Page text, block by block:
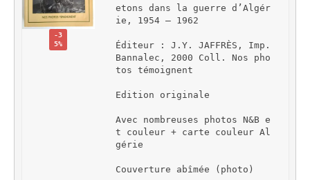
-3
5%
etons dans la guerre d’Algér
ie, 1954 – 1962
Éditeur : J.Y. JAFFRÈS, Imp.
Bannalec, 2000 Coll. Nos pho
tos témoignent
Edition originale
Avec nombreuses photos N&B e
t couleur + carte couleur Al
gérie
Couverture abîmée (photo)